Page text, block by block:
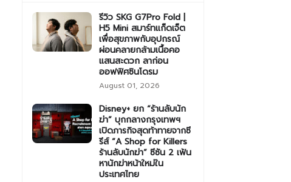
รีวิว SKG G7Pro Fold |
H5 Mini สมาร์ทแก็ดเจ็ต
เพื่อสุขภาพกับอุปกรณ์
ผ่อนคลายกล้ามเนื้อคอ
แสนสะดวก ลาก่อน
ออฟฟิศซินโดรม
August 01, 2026
Disney+ ยก “ร้านลับนัก
ฆ่า” บุกกลางกรุงเทพฯ
เปิดภารกิจสุดท้าทายจากซี
รีส์ “A Shop for Killers
ร้านลับนักฆ่า” ซีซัน 2 เฟ้น
หานักฆ่าหน้าใหม่ใน
ประเทศไทย